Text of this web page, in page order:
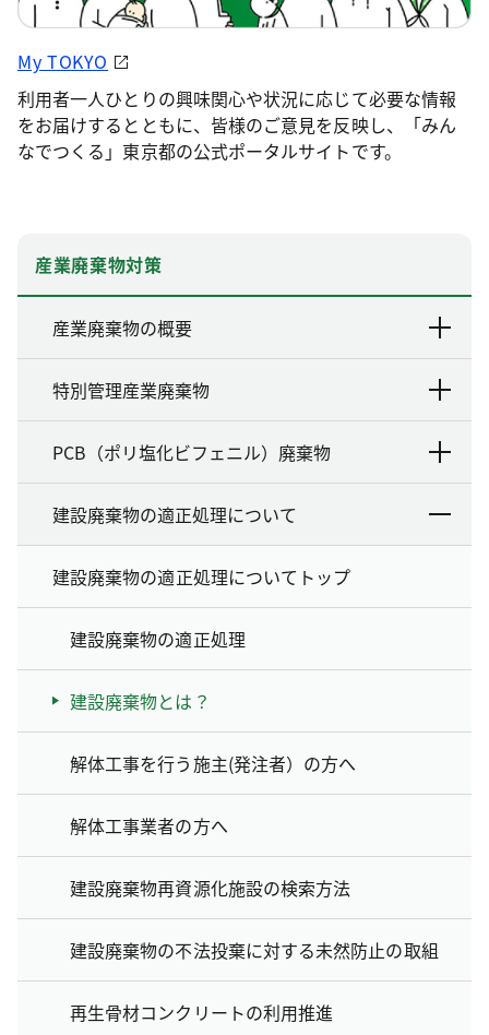
My TOKYO
利用者一人ひとりの興味関心や状況に応じて必要な情報
をお届けするとともに、皆様のご意見を反映し、「みん
なでつくる」東京都の公式ポータルサイトです。
産業廃棄物対策
産業廃棄物の概要
特別管理産業廃棄物
PCB（ポリ塩化ビフェニル）廃棄物
建設廃棄物の適正処理について
建設廃棄物の適正処理についてトップ
建設廃棄物の適正処理
建設廃棄物とは？
解体工事を行う施主(発注者）の方へ
解体工事業者の方へ
建設廃棄物再資源化施設の検索方法
建設廃棄物の不法投棄に対する未然防止の取組
再生骨材コンクリートの利用推進